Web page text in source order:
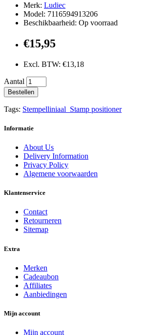
Merk: Ludiec
Model: 7116594913206
Beschikbaarheid: Op voorraad
€15,95
Excl. BTW: €13,18
Aantal
Bestellen
Tags: Stempelliniaal_Stamp positioner
Informatie
About Us
Delivery Information
Privacy Policy
Algemene voorwaarden
Klantenservice
Contact
Retourneren
Sitemap
Extra
Merken
Cadeaubon
Affiliates
Aanbiedingen
Mijn account
Mijn account